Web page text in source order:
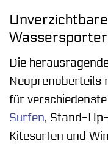
Die
Neoprenoberteils
für
Surfen, Stand-
Kitesurfen und